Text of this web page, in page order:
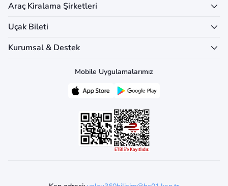
Araç Kiralama Şirketleri
Uçak Bileti
Kurumsal & Destek
Mobile Uygulamalarımız